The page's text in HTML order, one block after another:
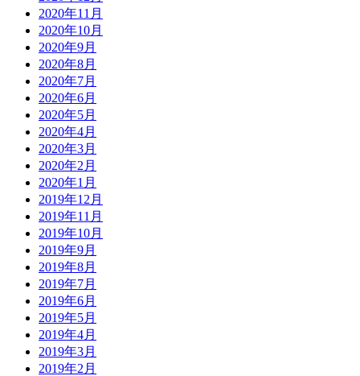
2020年11月
2020年10月
2020年9月
2020年8月
2020年7月
2020年6月
2020年5月
2020年4月
2020年3月
2020年2月
2020年1月
2019年12月
2019年11月
2019年10月
2019年9月
2019年8月
2019年7月
2019年6月
2019年5月
2019年4月
2019年3月
2019年2月